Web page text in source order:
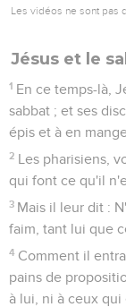
Les vidéos ne sont pas
Jésus et le
1 En ce temps-là,
sabbat ; et ses
épis et à en
2 Les pharisiens,
qui font ce qu'il
3 Mais il leur dit :
faim, tant lui que
4 Comment il
pains de
à lui, ni à ceux